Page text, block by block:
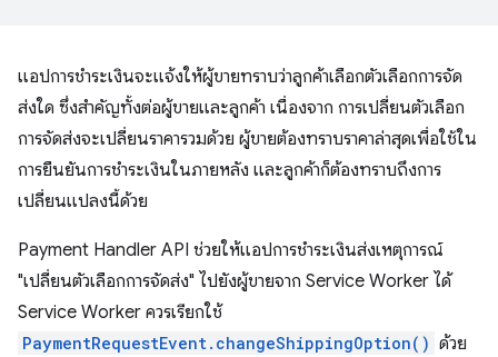
แอปการชำระเงินจะแจ้งให้ผู้ขายทราบว่าลูกค้าเลือกตัวเลือกการจัด
ส่งใด ซึ่งสำคัญทั้งต่อผู้ขายและลูกค้า เนื่องจาก การเปลี่ยนตัวเลือก
การจัดส่งจะเปลี่ยนราคารวมด้วย ผู้ขายต้องทราบราคาล่าสุดเพื่อใช้ใน
การยืนยันการชำระเงินในภายหลัง และลูกค้าก็ต้องทราบถึงการ
เปลี่ยนแปลงนี้ด้วย
Payment Handler API ช่วยให้แอปการชำระเงินส่งเหตุการณ์
"เปลี่ยนตัวเลือกการจัดส่ง" ไปยังผู้ขายจาก Service Worker ได้
Service Worker ควรเรียกใช้
PaymentRequestEvent.changeShippingOption() ด้วย